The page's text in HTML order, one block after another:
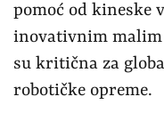
pomoć od kineske
inovativnim malim
su kritična za
robotičke opreme.